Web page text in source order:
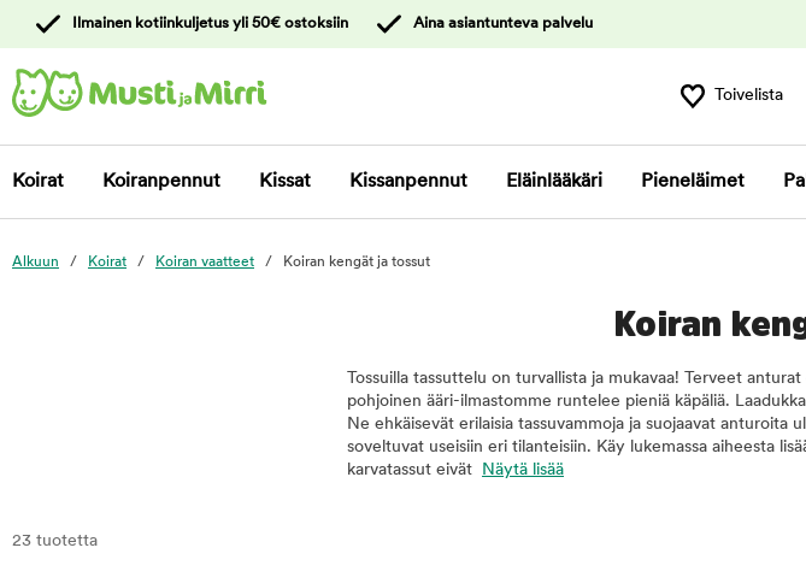
asiakaspalveluun
Ilmainen kotiinkuljetus yli 50€ ostoksiin Aina asiantunteva palvelu
Toivelista
Koirat Koiranpennut Kissat Kissanpennut Eläinlääkäri Pieneläimet
Alkuun Koirat Koiran vaatteet Koiran kengät ja tossut
Koiran
Tossuilla tassuttelu on turvallista ja mukavaa! Terveet
pohjoinen ääri-ilmastomme runtelee pieniä käpäliä.
Ne ehkäisevät erilaisia tassuvammoja ja suojaavat
soveltuvat useisiin eri tilanteisiin. Käy lukemassa aiheesta
karvatassut eivät Näytä lisää
23 tuotetta